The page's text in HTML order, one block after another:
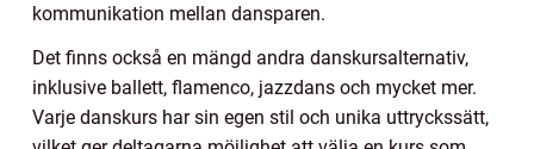
kommunikation mellan dansparen.
Det finns också en mängd andra danskursalternativ,
inklusive ballett, flamenco, jazzdans och mycket mer.
Varje danskurs har sin egen stil och unika uttryckssätt,